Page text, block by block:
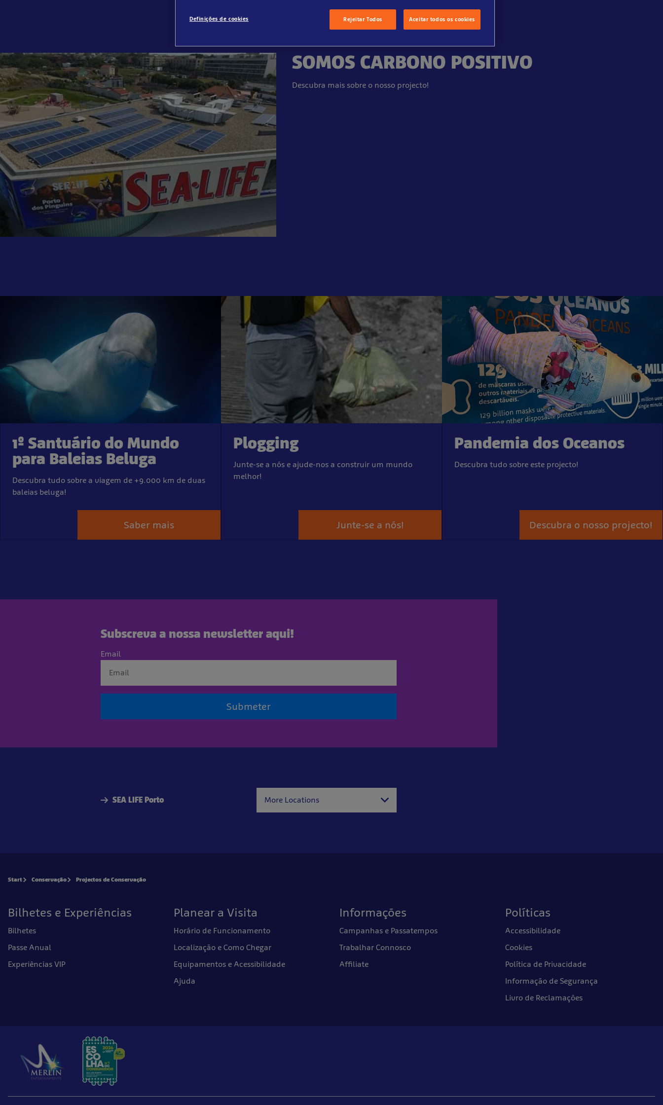
SOMOS CARBONO POSITIVO
Descubra mais sobre o nosso projecto!
1º Santuário do Mundo
para Baleias Beluga
Descubra tudo sobre a viagem de +9.000 km de duas
baleias beluga!
Saber mais
Plogging
Junte-se a nós e ajude-nos a construir um mundo
melhor!
Junte-se a nós!
Pandemia dos Oceanos
Descubra tudo sobre este projecto!
Descubra o nosso projecto!
Subscreva a nossa newsletter aqui!
Email
Submeter
SEA LIFE Porto More Locations
Start Conservação Projectos de Conservação
Bilhetes e Experiências
Bilhetes
Passe Anual
Experiências VIP
Planear a Visita
Horário de Funcionamento
Localização e Como Chegar
Equipamentos e Acessibilidade
Ajuda
Informações
Campanhas e Passatempos
Trabalhar Connosco
Affiliate
Políticas
Accessibilidade
Cookies
Política de Privacidade
Informação de Segurança
Livro de Reclamações
Definições de cookies Rejeitar Todos Aceitar todos os cookies